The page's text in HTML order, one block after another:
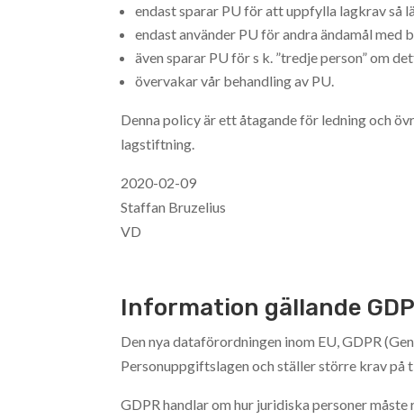
endast sparar PU för att uppfylla lagkrav så
endast använder PU för andra ändamål med
även sparar PU för s k. ”tredje person” om
övervakar vår behandling av PU.
Denna policy är ett åtagande för ledning och
lagstiftning.
2020-02-09
Staffan Bruzelius
VD
Information gällande
Den nya dataförordningen inom EU, GDPR
Personuppgiftslagen och ställer större krav på
GDPR handlar om hur juridiska personer